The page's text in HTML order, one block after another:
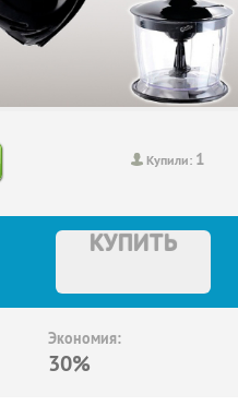
Купили: 1
КУПИТЬ
Экономия:
30%